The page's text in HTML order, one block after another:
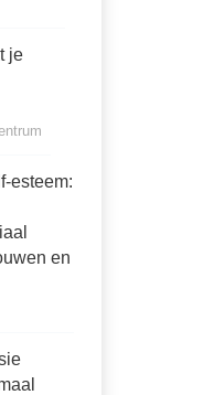
je
esteem:
en